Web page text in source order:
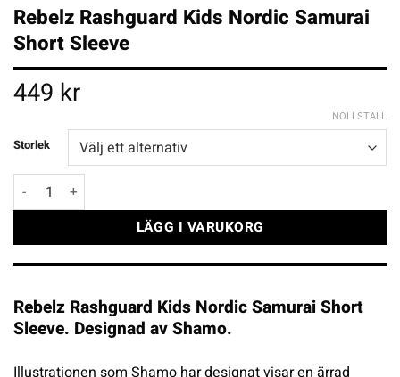
Rebelz Rashguard Kids Nordic Samurai
Short Sleeve
449 kr
Storlek
NOLLSTÄLL
Rebelz Rashguard Kids Nordic Samurai Short Sleeve mängd
LÄGG I VARUKORG
Rebelz Rashguard Kids Nordic Samurai Short
Sleeve. Designad av Shamo.
Illustrationen som Shamo har designat visar en ärrad